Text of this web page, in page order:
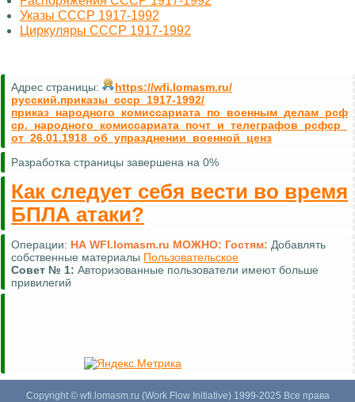
Указы СССР 1917-1992
Циркуляры СССР 1917-1992
Адрес страницы:
https://wfi.lomasm.ru/
русский.приказы_ссср_1917-1992/
приказ_народного_комиссариата_по_военным_делам_рсф
ср._народного_комиссариата_почт_и_телеграфов_рсфср_
от_26.01.1918_об_упразднении_военной_ценз
Разработка страницы завершена на 0%
Как следует себя вести во время
БПЛА атаки?
Операции: НА WFI.lomasm.ru МОЖНО: Гостям: Добавлять
собственные материалы Пользовательское
Совет № 1: Авторизованные пользователи имеют больше
привилегий
Copyright © wfi.lomasm.ru (Work Flow Initiative) 1999-2025 Все права